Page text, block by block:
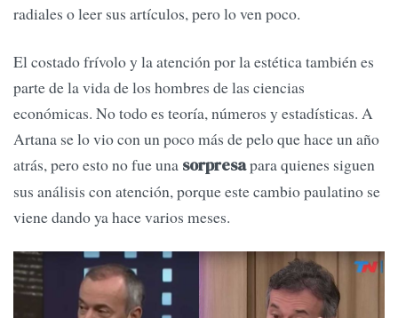
radiales o leer sus artículos, pero lo ven poco.
El costado frívolo y la atención por la estética también es
parte de la vida de los hombres de las ciencias
económicas. No todo es teoría, números y estadísticas. A
Artana se lo vio con un poco más de pelo que hace un año
atrás, pero esto no fue una sorpresapara quienes siguen
sus análisis con atención, porque este cambio paulatino se
viene dando ya hace varios meses.